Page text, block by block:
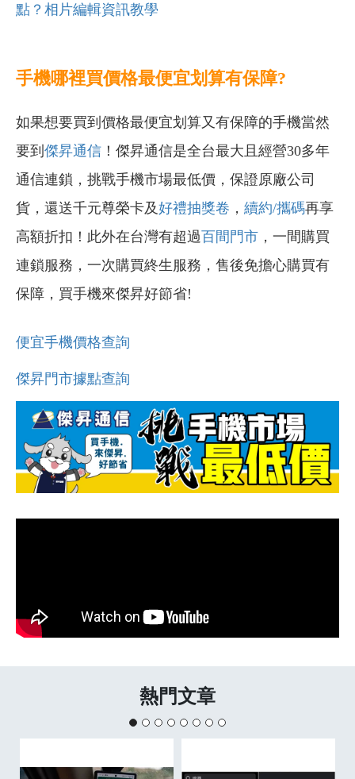
點？相片編輯資訊教學
手機哪裡買價格最便宜划算有保障?
如果想要買到價格最便宜划算又有保障的手機當然
要到 傑昇通信 ！傑昇通信是全台最大且經營30多年
通信連鎖，挑戰手機市場最低價，保證原廠公司
貨，還送千元尊榮卡及好禮抽獎卷 ， 續約/攜碼再享
高額折扣！此外在台灣有超過百間門市 ，一間購買
連鎖服務，一次購買終生服務，售後免擔心購買有
保障，買手機來傑昇好節省!
便宜手機價格查詢
傑昇門市據點查詢
熱門文章